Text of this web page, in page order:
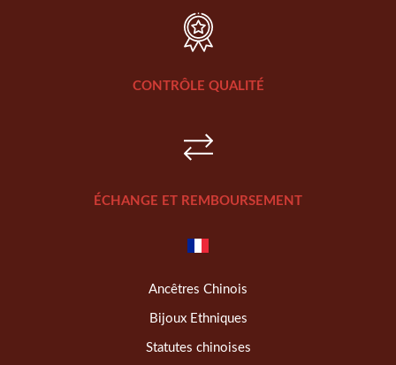
CONTRÔLE QUALITÉ
ÉCHANGE ET REMBOURSEMENT
Ancêtres Chinois
Bijoux Ethniques
Statutes chinoises